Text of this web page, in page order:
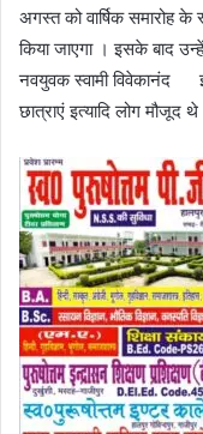
अगस्त को वार्षिक समारोह
किया जाएगा । इसके बाद
नवयुवक स्वामी विवेकानंद
छात्राएं इत्यादि लोग मौजूद थे